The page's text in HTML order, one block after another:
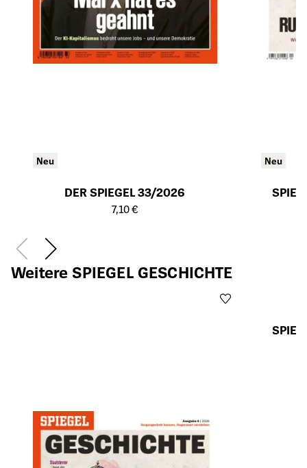
Neu
DER SPIEGEL 33/2026
Öffnet die Detailseite des Produkts
7,10 €
Neu
Weitere SPIEGEL GESCHICHTE